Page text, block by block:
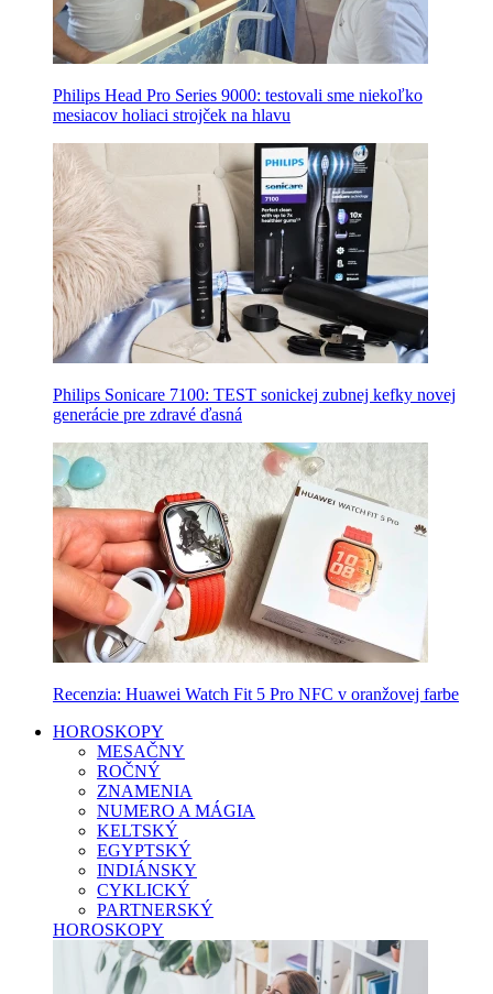
Philips Head Pro Series 9000: testovali sme niekoľko
mesiacov holiaci strojček na hlavu
Philips Sonicare 7100: TEST sonickej zubnej kefky novej
generácie pre zdravé ďasná
Recenzia: Huawei Watch Fit 5 Pro NFC v oranžovej farbe
HOROSKOPY
MESAČNY
ROČNÝ
ZNAMENIA
NUMERO A MÁGIA
KELTSKÝ
EGYPTSKÝ
INDIÁNSKY
CYKLICKÝ
PARTNERSKÝ
HOROSKOPY